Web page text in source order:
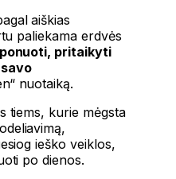
aiškias
paliekama erdvės
pritaikyti
nuotaiką.
tiems, kurie mėgsta
ieško veiklos,
po dienos.